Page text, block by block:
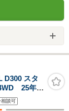
D300 スタ
25年モ
き
相談可